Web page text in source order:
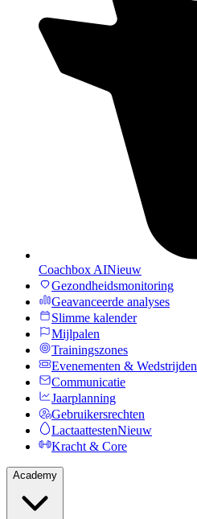
Coachbox AINieuw
Gezondheidsmonitoring
Geavanceerde analyses
Slimme kalender
Mijlpalen
Trainingszones
Evenementen & Wedstrijden
Communicatie
Jaarplanning
Gebruikersrechten
LactaattestenNieuw
Kracht & Core
Academy